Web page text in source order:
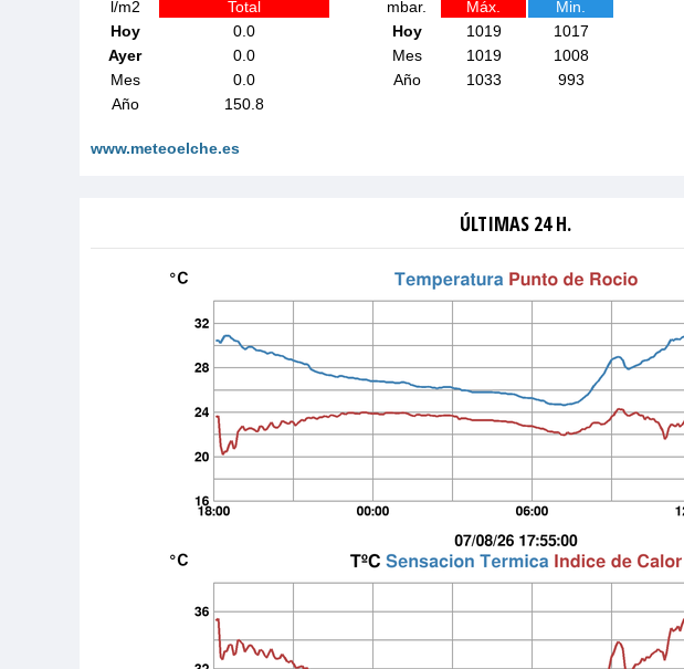
l/m2
Total
Hoy
0.0
Ayer
0.0
Mes
0.0
Año
150.8
mbar. Máx.
Min.
Hoy
1019
1017
Mes
1019
1008
Año
1033 993
www.meteoelche.es
ÚLTIMAS 24 H.